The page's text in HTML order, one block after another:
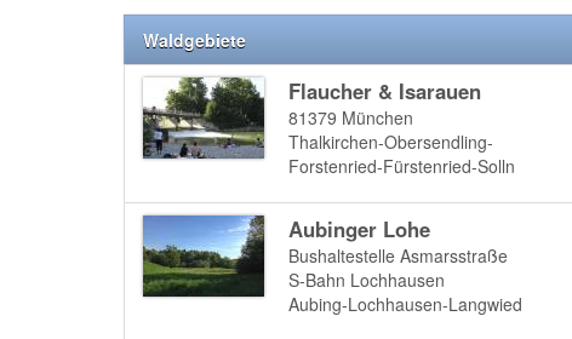
Waldgebiete
Flaucher & Isarauen
81379 München
Thalkirchen-Obersendling-
Forstenried-Fürstenried-Solln
Aubinger Lohe
Bushaltestelle Asmarsstraße
S-Bahn Lochhausen
Aubing-Lochhausen-Langwied